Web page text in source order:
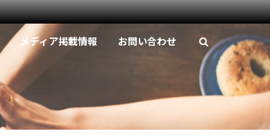
メディア掲載情報 お問い合わせ